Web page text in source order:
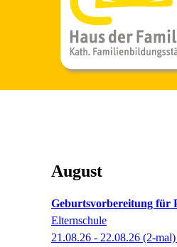
August
Geburtsvorbereitung für
Elternschule
21.08.26 - 22.08.26 (2-mal)